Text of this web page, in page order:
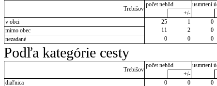
Trebišov
počet nehôd
usmrtení
+/-
v obci
25 1
0
mimo obec
11 2
0
nezadané
0 0 0
Podľa kategórie cesty
Trebišov
počet nehôd
usmrtení
+/-
diaľnica
0 0
0